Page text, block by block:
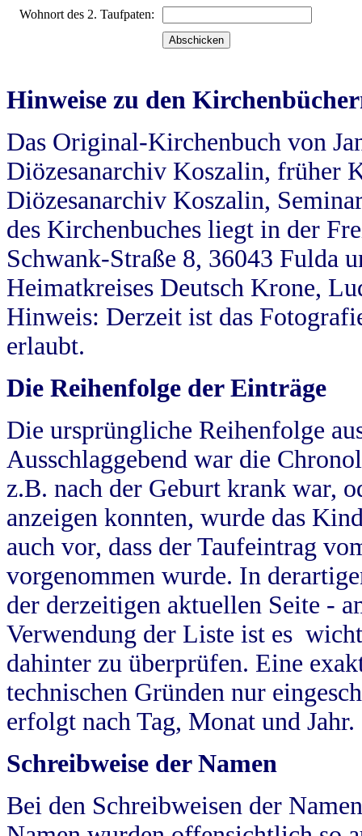
Wohnort des 2. Taufpaten:
Hinweise zu den
Das Original-Kirchenbuch von
Diözesanarchiv Koszalin, früher
Diözesanarchiv Koszalin,
des Kirchenbuches liegt in der
Schwank-Straße 8, 36043 Fulda
Heimatkreises Deutsch Krone,
Hinweis: Derzeit ist das
erlaubt.
Die Reihenfolge der Einträge
Die ursprüngliche Reihenfolge
Ausschlaggebend war die
z.B. nach der Geburt krank war,
anzeigen konnten, wurde das
auch vor, dass der Taufeintrag
vorgenommen wurde. In
der derzeitigen aktuellen Seite -
Verwendung der Liste ist es
dahinter zu überprüfen. Eine
technischen Gründen nur
erfolgt nach Tag, Monat und Jahr.
Schreibweise der Namen
Bei den Schreibweisen der